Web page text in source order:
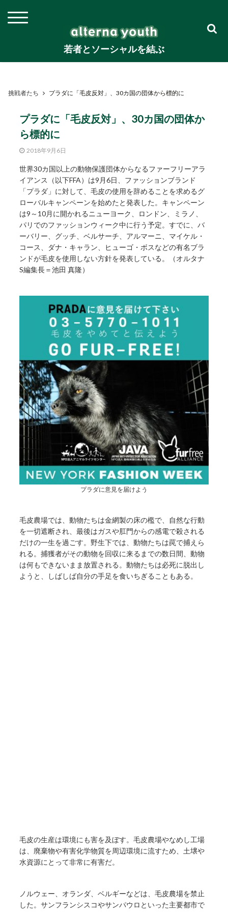
若者とソーシャルを結ぶ
挑戦者たち プラダに「毛皮反対」、30カ国の団体から標的に
プラダに「毛皮反対」、30カ国の団体か
ら標的に
2018年9月6日
世界30カ国以上の動物保護団体からなるファーフリーアラ
イアンス（以下FFA）は9月6日、ファッションブランド
「プラダ」に対して、毛皮の使用を辞めることを求めるグ
ローバルキャンペーンを始めたと発表した。キャンペーン
は9～10月に開かれるニューヨーク、ロンドン、ミラノ、
パリでのファッションウィーク中に行う予定。すでに、バ
ーバリー、グッチ、ベルサーチ、アルマーニ、マイケル・
コース、ダナ・キャラン、ヒューゴ・ボスなどの有名ブラ
ンドが毛皮を使用しない方針を発表している。（オルタナ
S編集長＝池田 真隆）
プラダに意見を届けよう
毛皮農場では、動物たちは金網製の床の檻で、自然な行動
を一切遮断され、最後はガスや肛門からの感電で殺される
だけの一生を過ごす。野生下では、動物たちは罠で捕えら
れる。捕獲者がその動物を回収に来るまでの数日間、動物
は何もできないまま放置される。動物たちは必死に脱出し
ようと、しばしば自分の手足を食いちぎることもある。
毛皮の生産は環境にも害を及ぼす。毛皮農場やなめし工場
は、廃棄物や有害化学物質を周辺環境に流すため、土壌や
水資源にとって非常に有害だ。
ノルウェー、オランダ、ベルギーなどは、毛皮農場を禁止
した。サンフランシスコやサンパウロといった主要都市で